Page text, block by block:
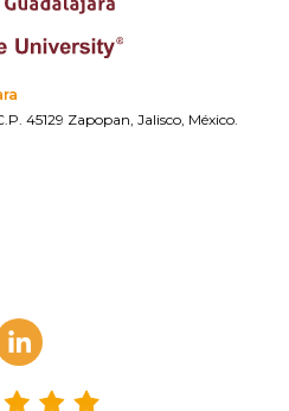
45129 Zapopan, Jalisco, México.